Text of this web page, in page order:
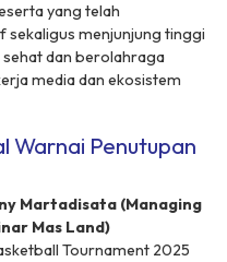
yang telah
menjunjung tinggi
dan berolahraga
media dan ekosistem
Warnai Penutupan
Martadisata (Managing
Mas Land)
Tournament 2025